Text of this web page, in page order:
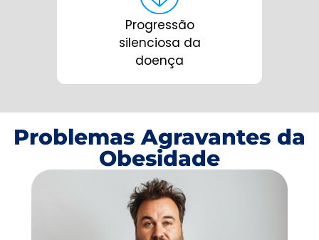
Progressão
silenciosa da
doença
Problemas Agravantes da
Obesidade